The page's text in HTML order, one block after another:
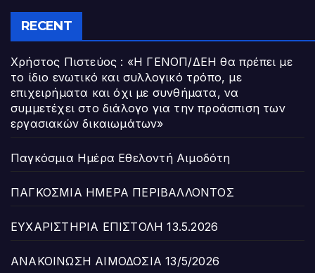
RECENT
Χρήστος Πιστεύος : «Η ΓΕΝΟΠ/ΔΕΗ θα πρέπει με
το ίδιο ενωτικό και συλλογικό τρόπο, με
επιχειρήματα και όχι με συνθήματα, να
συμμετέχει στο διάλογο για την προάσπιση των
εργασιακών δικαιωμάτων»
Παγκόσμια Ημέρα Εθελοντή Αιμοδότη
ΠΑΓΚΟΣΜΙΑ ΗΜΕΡΑ ΠΕΡΙΒΑΛΛΟΝΤΟΣ
ΕΥΧΑΡΙΣΤΗΡΙΑ ΕΠΙΣΤΟΛΗ 13.5.2026
ΑΝΑΚΟΙΝΩΣΗ ΑΙΜΟΔΟΣΙΑ 13/5/2026